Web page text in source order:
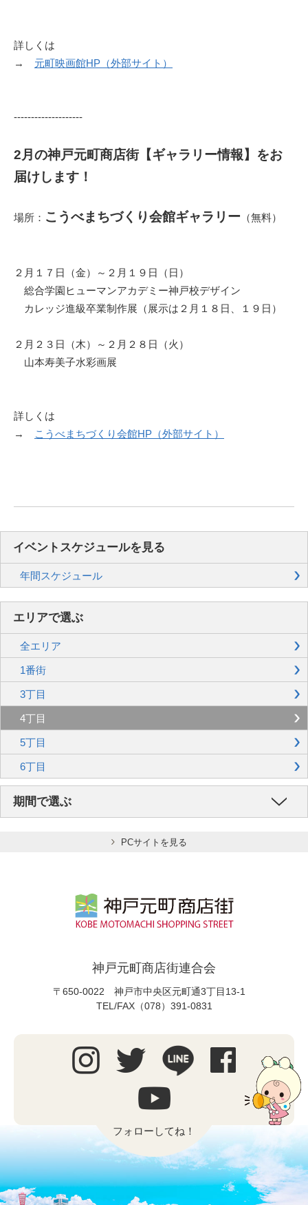
詳しくは
→ 元町映画館HP（外部サイト）
--------------------
2月の神戸元町商店街【ギャラリー情報】をお
届けします！
場所： こうべまちづくり会館ギャラリー （無料）
２月１７日（金）～２月１９日（日）
総合学園ヒューマンアカデミー神戸校デザイン
カレッジ進級卒業制作展（展示は２月１８日、１９日）
２月２３日（木）～２月２８日（火）
山本寿美子水彩画展
詳しくは
→
こうべまちづくり会館HP（外部サイト）
イベントスケジュールを見る
年間スケジュール
エリアで選ぶ
全エリア
1番街
3丁目
4丁目
5丁目
6丁目
期間で選ぶ
PCサイトを見る
神戸元町商店街連合会
〒650-0022 神戸市中央区元町通3丁目13-1
TEL/FAX（078）391-0831
フォローしてね！